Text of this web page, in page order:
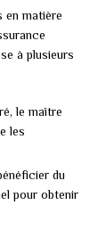
en matière
à plusieurs
le maître
les
du
pour obtenir